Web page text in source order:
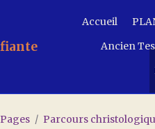
Accueil
Ancien
Pages Parcours